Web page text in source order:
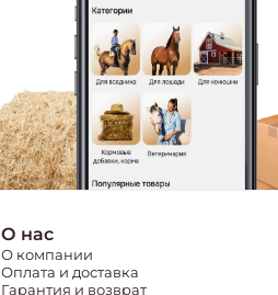
О нас
О компании
Оплата и доставка
Гарантия и возврат